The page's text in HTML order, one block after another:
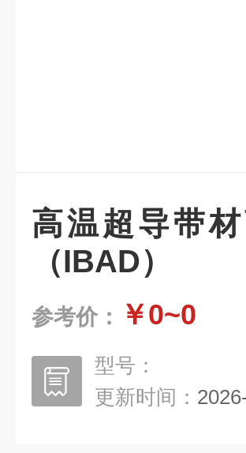
高温超导带
（IBAD）
参考价： ￥0~0
型号：
更新时间：